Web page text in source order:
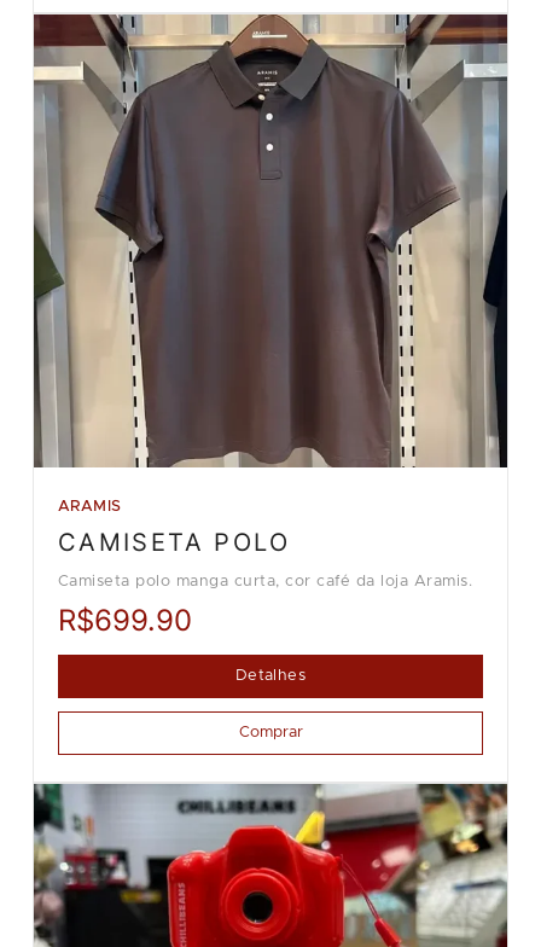
ARAMIS
CAMISETA POLO
Camiseta polo manga curta, cor café da loja Aramis.
R$699.90
Detalhes
Comprar